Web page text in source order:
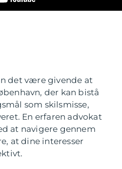
det være givende at
der kan bistå
som skilsmisse,
En erfaren advokat
at navigere gennem
at dine interesser